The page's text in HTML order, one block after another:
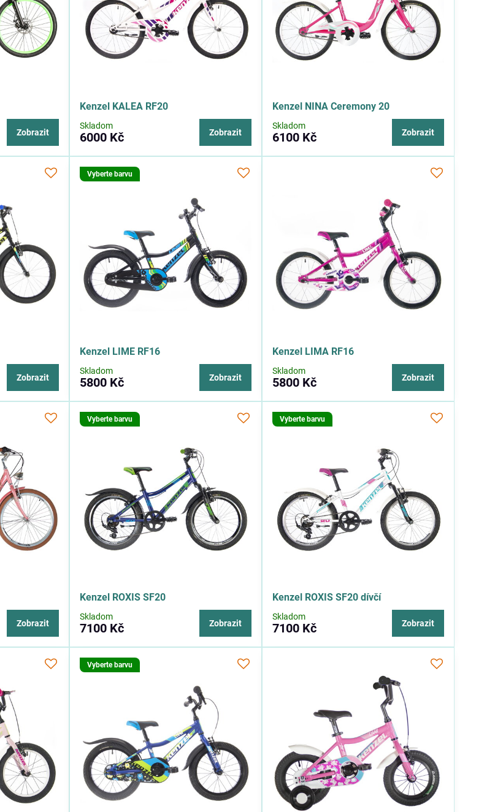
Zobrazit
Kenzel KALEA RF20
Skladom
6000 Kč Zobrazit
Kenzel NINA Ceremony 20
Skladom
6100 Kč Zobrazit
Zobrazit
Vyberte barvu
Kenzel LIME RF16
Skladom
5800 Kč Zobrazit
Kenzel LIMA RF16
Skladom
5800 Kč Zobrazit
Zobrazit
Vyberte barvu
Kenzel ROXIS SF20
Skladom
7100 Kč Zobrazit
Vyberte barvu
Kenzel ROXIS SF20 dívčí
Skladom
7100 Kč Zobrazit
Vyberte barvu